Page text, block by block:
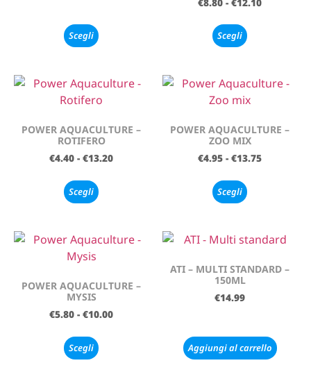
Scegli Scegli
POWER AQUACULTURE –
ROTIFERO
€4.40 - €13.20
Scegli
POWER AQUACULTURE –
ZOO MIX
€4.95 - €13.75
Scegli
POWER AQUACULTURE –
MYSIS
€5.80 - €10.00
Scegli
ATI – MULTI STANDARD –
150ML
€14.99
Aggiungi al carrello